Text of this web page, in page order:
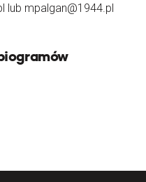
lub mpalgan@1944.pl